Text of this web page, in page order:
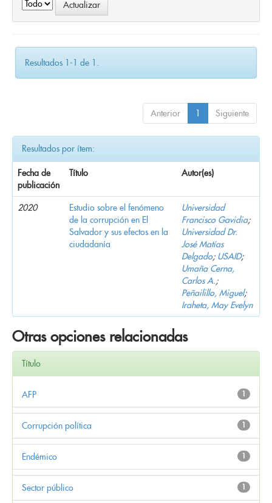
Resultados 1-1 de 1.
Anterior 1 Siguiente
Resultados por ítem:
Fecha de
publicación
Título Autor(es)
2020
Estudio sobre el fenómeno
de la corrupción en El
Salvador y sus efectos en la
ciudadanía
Universidad
Francisco Gavidia;
Universidad Dr.
José Matías
Delgado; USAID;
Umaña Cerna,
Carlos A.;
Peñailillo, Miguel;
Iraheta, May Evelyn
Otras opciones relacionadas
Título
1
AFP
1
Corrupción política
1
Endémico
1
Sector público